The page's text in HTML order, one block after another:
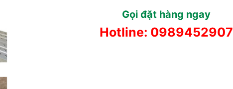
Gọi đặt hàng ngay
Hotline: 0989452907